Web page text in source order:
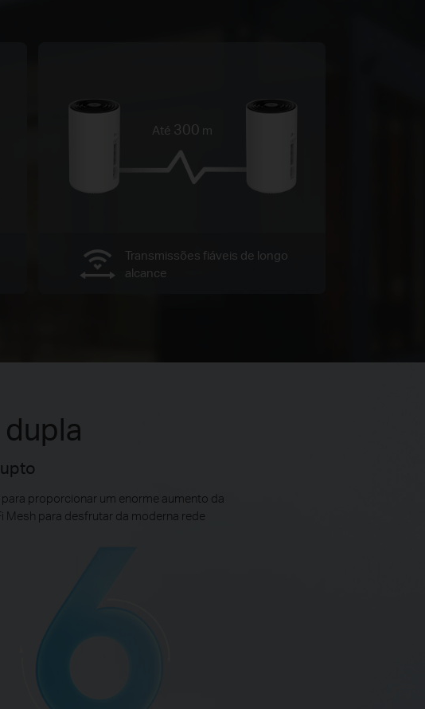
Transmissões fiáveis ​​de longo
alcance
Até 300 m
proporcionar um enorme aumento da
Mesh para desfrutar da moderna rede